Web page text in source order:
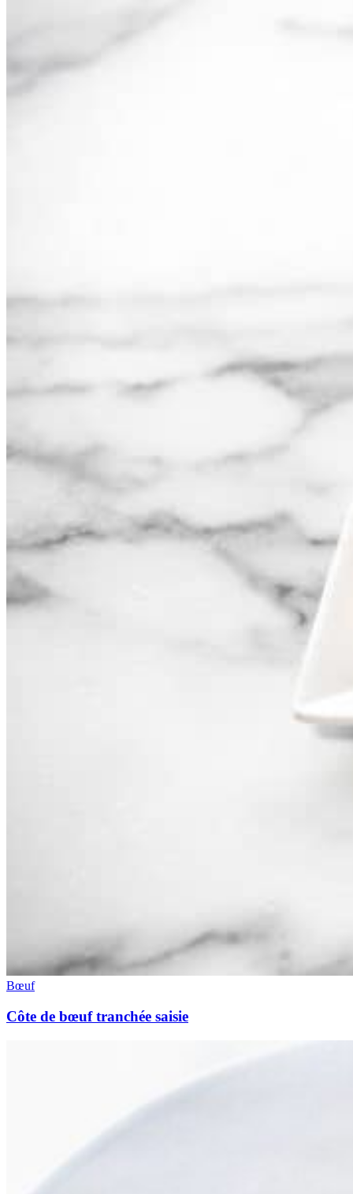
Bœuf
Côte de bœuf tranchée saisie